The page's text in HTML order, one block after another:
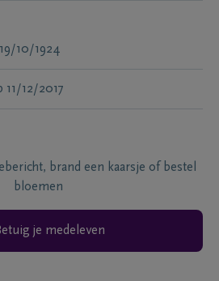
19/10/1924
11/12/2017
brand een kaarsje of bestel
bloemen
je medeleven